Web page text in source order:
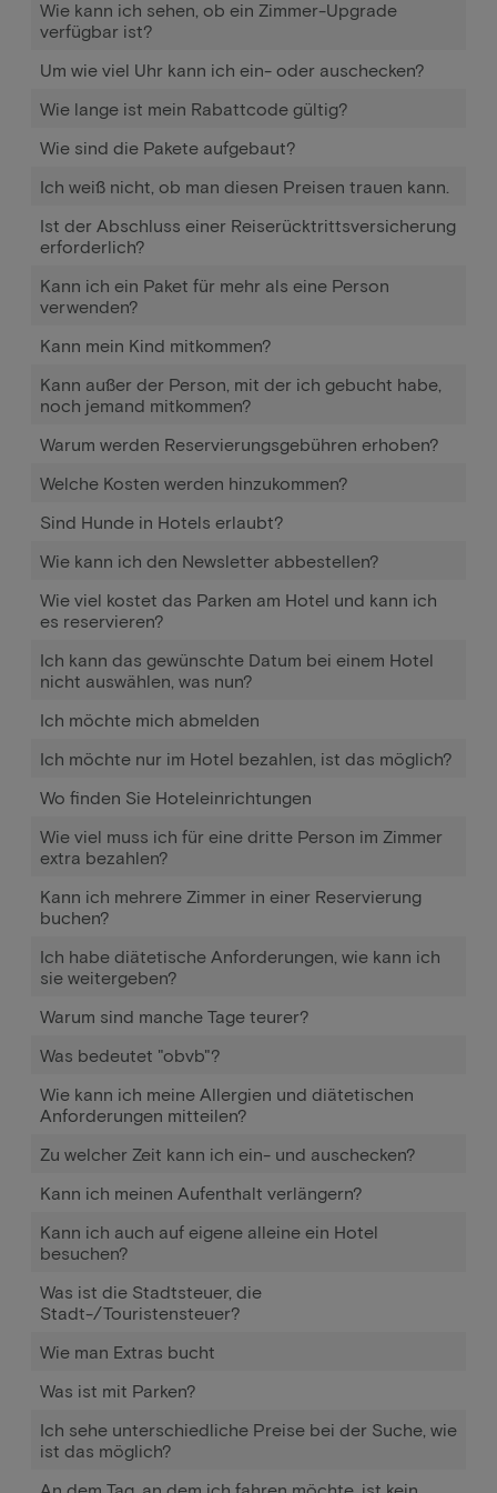
Wie kann ich sehen, ob ein Zimmer-Upgrade
verfügbar ist?
Um wie viel Uhr kann ich ein- oder auschecken?
Wie lange ist mein Rabattcode gültig?
Wie sind die Pakete aufgebaut?
Ich weiß nicht, ob man diesen Preisen trauen kann.
Ist der Abschluss einer Reiserücktrittsversicherung
erforderlich?
Kann ich ein Paket für mehr als eine Person
verwenden?
Kann mein Kind mitkommen?
Kann außer der Person, mit der ich gebucht habe,
noch jemand mitkommen?
Warum werden Reservierungsgebühren erhoben?
Welche Kosten werden hinzukommen?
Sind Hunde in Hotels erlaubt?
Wie kann ich den Newsletter abbestellen?
Wie viel kostet das Parken am Hotel und kann ich
es reservieren?
Ich kann das gewünschte Datum bei einem Hotel
nicht auswählen, was nun?
Ich möchte mich abmelden
Ich möchte nur im Hotel bezahlen, ist das möglich?
Wo finden Sie Hoteleinrichtungen
Wie viel muss ich für eine dritte Person im Zimmer
extra bezahlen?
Kann ich mehrere Zimmer in einer Reservierung
buchen?
Ich habe diätetische Anforderungen, wie kann ich
sie weitergeben?
Warum sind manche Tage teurer?
Was bedeutet "obvb"?
Wie kann ich meine Allergien und diätetischen
Anforderungen mitteilen?
Zu welcher Zeit kann ich ein- und auschecken?
Kann ich meinen Aufenthalt verlängern?
Kann ich auch auf eigene alleine ein Hotel
besuchen?
Was ist die Stadtsteuer, die
Stadt-/Touristensteuer?
Wie man Extras bucht
Was ist mit Parken?
Ich sehe unterschiedliche Preise bei der Suche, wie
ist das möglich?